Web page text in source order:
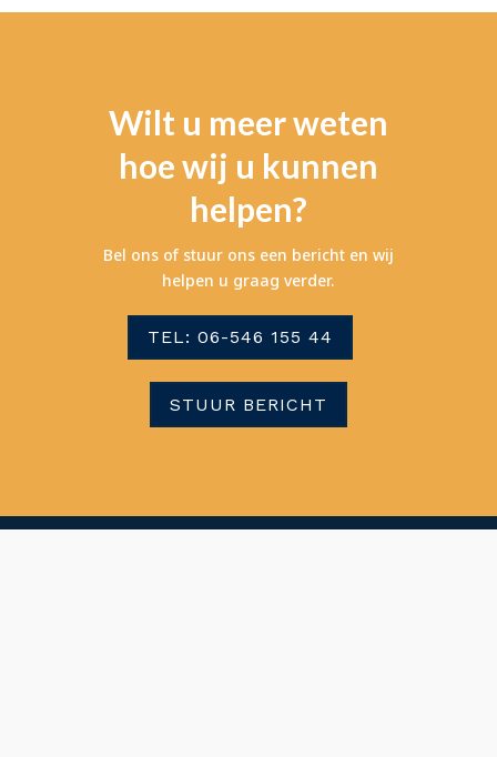
Wilt u meer weten
hoe wij u kunnen
helpen?
Bel ons of stuur ons een bericht en wij
helpen u graag verder.
TEL: 06-546 155 44
STUUR BERICHT